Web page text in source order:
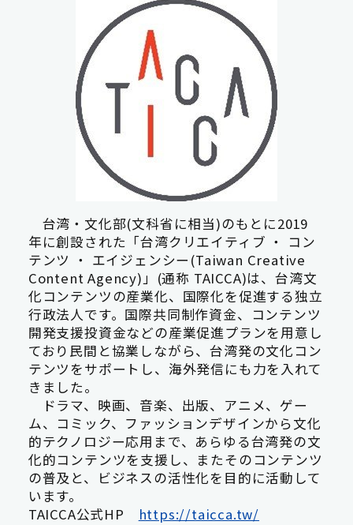
台湾・文化部(文科省に相当)のもとに2019
年に創設された「台湾クリエイティブ ・ コン
テンツ ・ エイジェンシー(Taiwan Creative
Content Agency)」(通称 TAICCA)は、台湾文
化コンテンツの産業化、国際化を促進する独立
行政法人です。国際共同制作資金、コンテンツ
開発支援投資金などの産業促進プランを用意し
ており民間と協業しながら、台湾発の文化コン
テンツをサポートし、海外発信にも力を入れて
きました。
ドラマ、映画、音楽、出版、アニメ、ゲー
ム、コミック、ファッションデザインから文化
的テクノロジー応用まで、あらゆる台湾発の文
化的コンテンツを支援し、またそのコンテンツ
の普及と、ビジネスの活性化を目的に活動して
います。
TAICCA公式HP https://taicca.tw/